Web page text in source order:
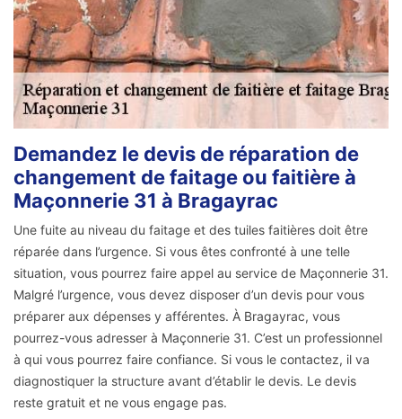
Demandez le devis de réparation de
changement de faitage ou faitière à
Maçonnerie 31 à Bragayrac
Une fuite au niveau du faitage et des tuiles faitières doit être
réparée dans l’urgence. Si vous êtes confronté à une telle
situation, vous pourrez faire appel au service de Maçonnerie 31.
Malgré l’urgence, vous devez disposer d’un devis pour vous
préparer aux dépenses y afférentes. À Bragayrac, vous
pourrez-vous adresser à Maçonnerie 31. C’est un professionnel
à qui vous pourrez faire confiance. Si vous le contactez, il va
diagnostiquer la structure avant d’établir le devis. Le devis
reste gratuit et ne vous engage pas.